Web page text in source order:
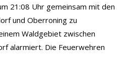
21:08 Uhr gemeinsam mit den
und Oberroning zu
Waldgebiet zwischen
alarmiert. Die Feuerwehren